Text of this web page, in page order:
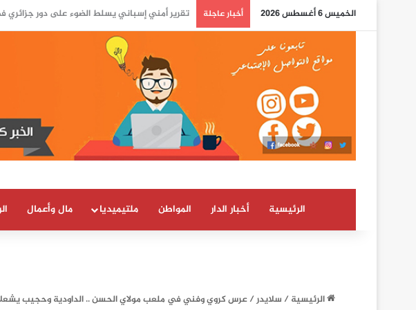
الخميس 6 أغسطس 2026 أخبار عاجلة واشنطن تكسر الصمت حول سبتة ومليلية.. وثيقة
الرئيسية أخبار الدار المواطن ملتيميديا مال وأعمال
الرئيسية/ سلايدر/عرس كروي وفني في ملعب مولاي الحسن .. الداودية وحجيب